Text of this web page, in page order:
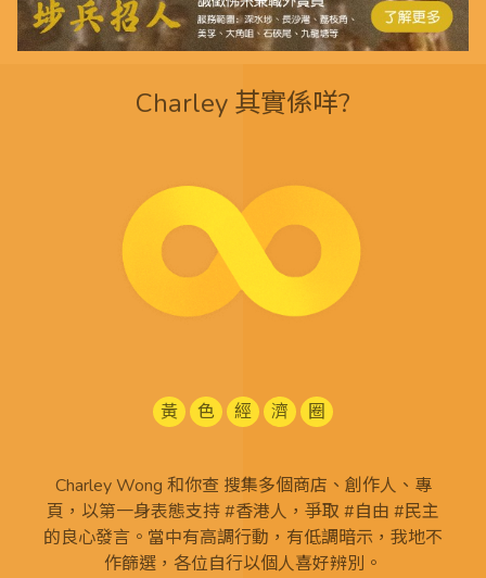
Charley 其實係咩?
黃 色 經 濟 圈
Charley Wong 和你查 搜集多個商店、創作人、專
頁，以第一身表態支持 #香港人，爭取 #自由 #民主
的良心發言。當中有高調行動，有低調暗示，我地不
作篩選，各位自行以個人喜好辨別。